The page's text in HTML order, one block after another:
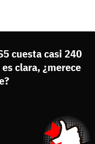
cuesta casi 240
clara, ¿merece